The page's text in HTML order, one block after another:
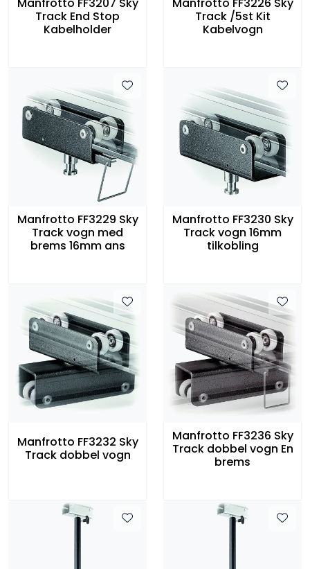
Track End Stop
Kabelholder
Track /5st Kit
Kabelvogn
Manfrotto FF3229 Sky
Track vogn med
brems 16mm ans
Manfrotto FF3230 Sky
Track vogn 16mm
tilkobling
Manfrotto FF3232 Sky
Track dobbel vogn
Manfrotto FF3236 Sky
Track dobbel vogn En
brems